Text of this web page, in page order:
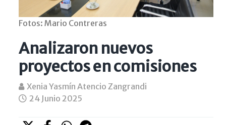
Fotos: Mario Contreras
Analizaron nuevos
proyectos en comisiones
Xenia Yasmín Atencio Zangrandi
24 Junio 2025